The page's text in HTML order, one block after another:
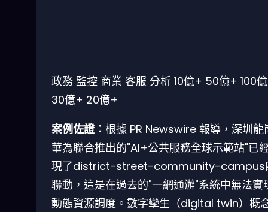
政務 監控 商業 客服 分析 10億+ 50億+ 100
30億+ 20億+
案例佐證： 根據 PR Newswire 報導，深圳龍
華為聯合推出的"AI+公共服務全球示範站"已
現了district-street-community-campus
聯動，這是在過去的"一網通辦"系統中無法實
動態資源調度。數字孿生（digital twin）概